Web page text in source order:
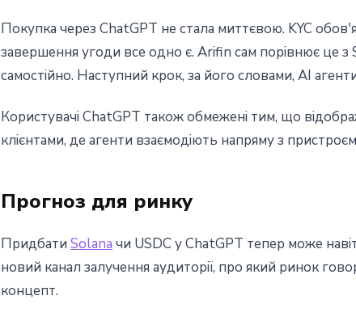
Покупка через ChatGPT не стала миттєвою. KYC
завершення угоди все одно є. Arifin сам порівнює це
самостійно. Наступний крок, за його словами, AI
Користувачі ChatGPT також обмежені тим, що
клієнтами, де агенти взаємодіють напряму з
Прогноз для ринку
Придбати Solana чи USDC у ChatGPT тепер може
новий канал залучення аудиторії, про який ринок
концепт.